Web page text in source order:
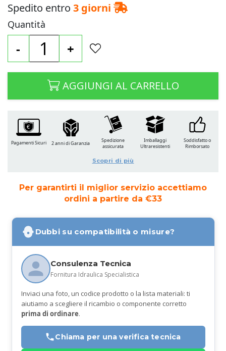
Spedito entro 3 giorni
Quantità
- +
AGGIUNGI AL CARRELLO
Per garantirti il miglior servizio accettiamo
ordini a partire da €33
Dubbi su compatibilità o misure?
Consulenza Tecnica
Fornitura Idraulica Specialistica
Inviaci una foto, un codice prodotto o la lista materiali: ti
aiutiamo a scegliere il ricambio o componente corretto
prima di ordinare.
Chiama per una verifica tecnica
Pagamenti Sicuri 2 anni di Garanzia
Spedizione
assicurata
Imballaggi
Ultraresistenti
Soddisfatto o
Rimborsato
Scopri di più